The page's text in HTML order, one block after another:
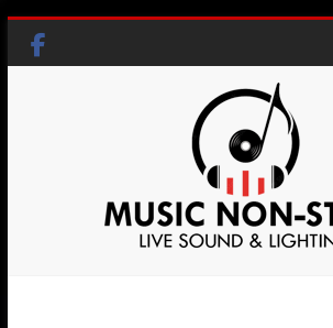
Skip
content